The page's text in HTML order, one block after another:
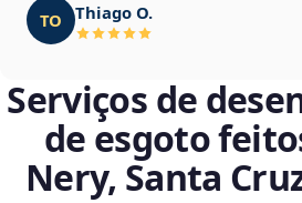
TO Thiago O.
Serviços de
de esgoto
Nery, Santa